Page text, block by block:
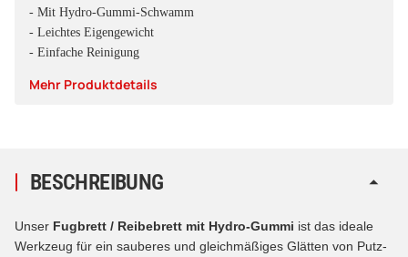
- Mit Hydro-Gummi-Schwamm
- Leichtes Eigengewicht
- Einfache Reinigung
Mehr Produktdetails
BESCHREIBUNG
Unser Fugbrett / Reibebrett mit Hydro-Gummi ist das ideale
Werkzeug für ein sauberes und gleichmäßiges Glätten von Putz-